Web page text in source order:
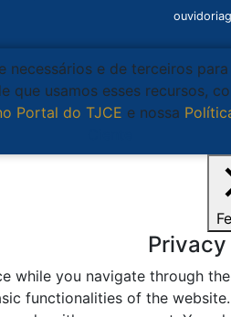
e de terceiros
que usamos esses recursos,
Portal do TJCE e nossa
while you navigate through
functionalities of the